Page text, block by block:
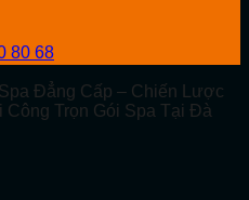
80 68
Spa Đẳng Cấp – Chiến Lược
Trọn Gói Spa Tại Đà